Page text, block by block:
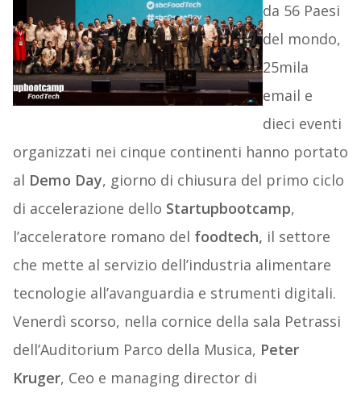
da 56 Paesi
del mondo,
25mila
email e
dieci eventi
organizzati nei cinque continenti hanno portato
al Demo Day, giorno di chiusura del primo ciclo
di accelerazione dello Startupbootcamp,
l’acceleratore romano del foodtech, il settore
che mette al servizio dell’industria alimentare
tecnologie all’avanguardia e strumenti digitali.
Venerdì scorso, nella cornice della sala Petrassi
dell’Auditorium Parco della Musica, Peter
Kruger, Ceo e managing director di